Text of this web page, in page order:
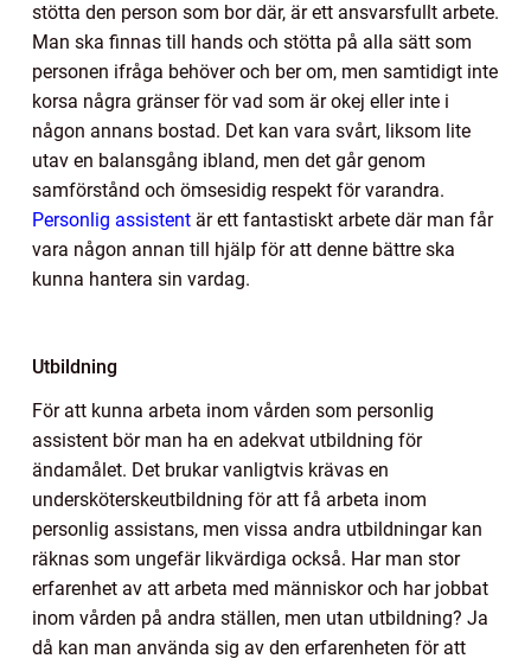
stötta den person som bor där, är ett ansvarsfullt arbete.
Man ska finnas till hands och stötta på alla sätt som
personen ifråga behöver och ber om, men samtidigt inte
korsa några gränser för vad som är okej eller inte i
någon annans bostad. Det kan vara svårt, liksom lite
utav en balansgång ibland, men det går genom
samförstånd och ömsesidig respekt för varandra.
Personlig assistent är ett fantastiskt arbete där man får
vara någon annan till hjälp för att denne bättre ska
kunna hantera sin vardag.
Utbildning
För att kunna arbeta inom vården som personlig
assistent bör man ha en adekvat utbildning för
ändamålet. Det brukar vanligtvis krävas en
undersköterskeutbildning för att få arbeta inom
personlig assistans, men vissa andra utbildningar kan
räknas som ungefär likvärdiga också. Har man stor
erfarenhet av att arbeta med människor och har jobbat
inom vården på andra ställen, men utan utbildning? Ja
då kan man använda sig av den erfarenheten för att